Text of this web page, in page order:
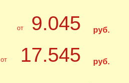
от 9.045 руб.
от 17.545 руб.